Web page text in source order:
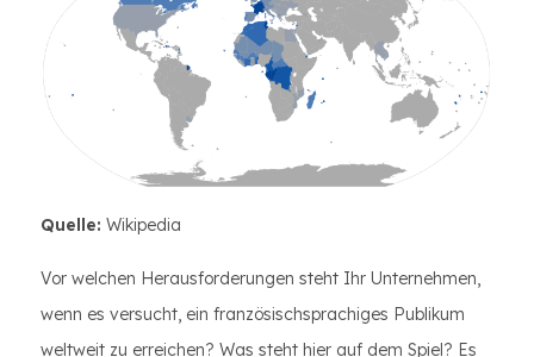
Quelle: Wikipedia
Vor welchen Herausforderungen steht Ihr Unternehmen,
wenn es versucht, ein französischsprachiges Publikum
weltweit zu erreichen? Was steht hier auf dem Spiel? Es